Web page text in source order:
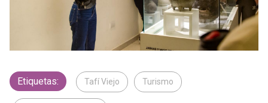
Etiquetas: Tafí Viejo Turismo